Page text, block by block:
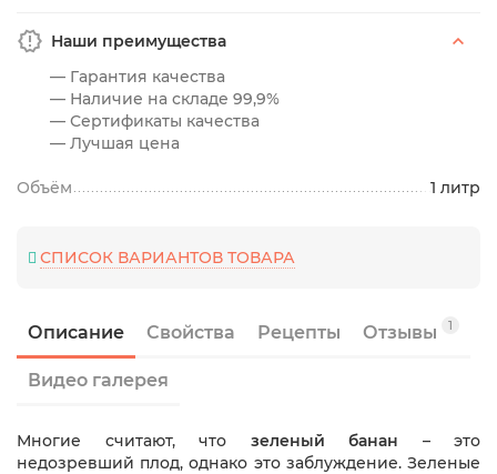
Наши преимущества
— Гарантия качества
— Наличие на складе 99,9%
— Сертификаты качества
— Лучшая цена
Объём 1 литр
СПИСОК ВАРИАНТОВ ТОВАРА
Описание Свойства Рецепты Отзывы 1
Видео галерея
Многие считают, что зеленый банан – это
недозревший плод, однако это заблуждение. Зеленые